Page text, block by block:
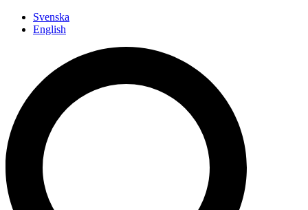
Siirry
sisältöön
Svenska
English